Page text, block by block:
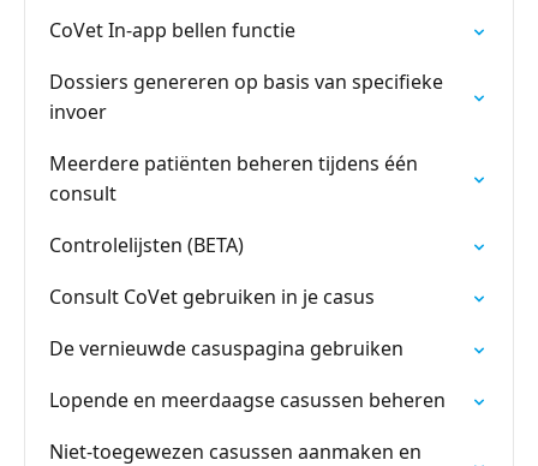
CoVet In-app bellen functie
Dossiers genereren op basis van specifieke
invoer
Meerdere patiënten beheren tijdens één
consult
Controlelijsten (BETA)
Consult CoVet gebruiken in je casus
De vernieuwde casuspagina gebruiken
Lopende en meerdaagse casussen beheren
Niet-toegewezen casussen aanmaken en